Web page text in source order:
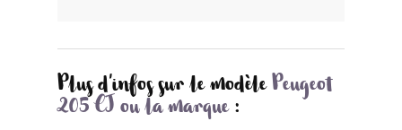
Plus d'infos sur le modèle Peugeot
205 CJ ou la marque: